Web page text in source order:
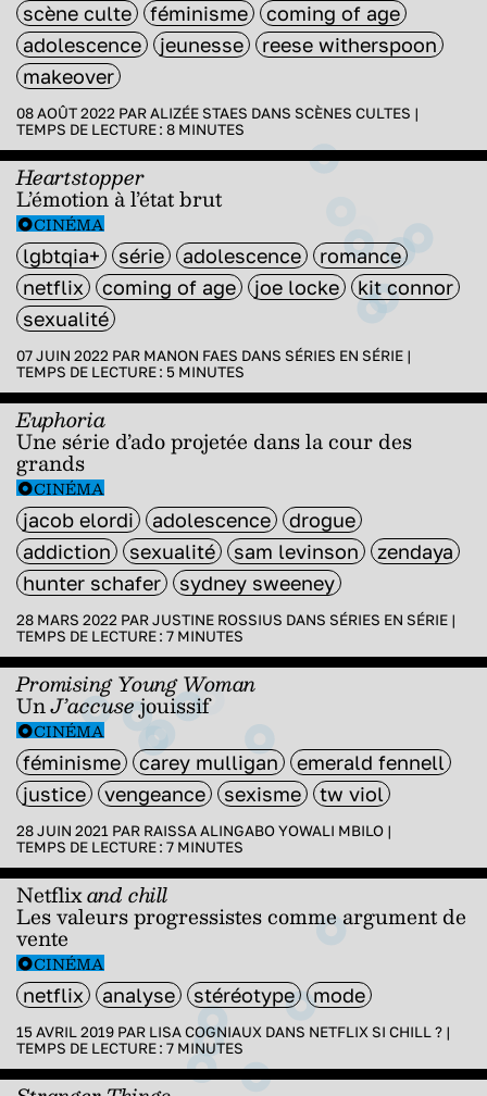
scène culte féminisme
coming of age
adolescence
jeunesse
reese witherspoon
makeover
08 AOÛT 2022 PARALIZÉE STAES DANS SCÈNES CULTES |
TEMPS DE LECTURE : 8 MINUTES
Heartstopper
L’émotion à l’état brut
CINÉMA
lgbtqia+ série adolescence
romance
netflix
coming of age joe locke
kit connor
sexualité
07 JUIN 2022 PAR MANON FAES DANS SÉRIES EN SÉRIE |
TEMPS DE LECTURE : 5 MINUTES
Euphoria
Une série d’ado projetée dans la cour des
grands
CINÉMA
jacob elordi adolescence
drogue
addiction
sexualité sam levinson
zendaya
hunter schafer
sydney sweeney
28 MARS 2022 PARJUSTINE ROSSIUS DANS SÉRIES EN SÉRIE |
TEMPS DE LECTURE : 7 MINUTES
Promising Young Woman
UnJ’accusejouissif
CINÉMA
féminisme carey mulligan
emerald fennell
justice
vengeance sexisme tw viol
28 JUIN 2021 PAR RAISSA ALINGABO YOWALI MBILO |
TEMPS DE LECTURE : 7 MINUTES
Netflixand chill
Les valeurs progressistes comme argument de
vente
CINÉMA
netflix analyse stéréotype mode
15 AVRIL 2019 PAR LISA COGNIAUX DANS NETFLIX SI CHILL ? |
TEMPS DE LECTURE : 7 MINUTES